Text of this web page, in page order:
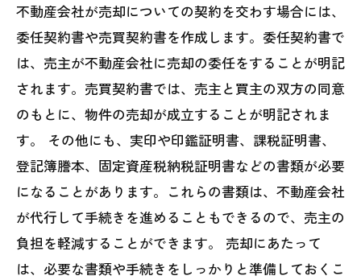
不動産会社が売却についての契約を交わす場合には、
委任契約書や売買契約書を作成します。委任契約書で
は、売主が不動産会社に売却の委任をすることが明記
されます。売買契約書では、売主と買主の双方の同意
のもとに、物件の売却が成立することが明記されま
す。 その他にも、実印や印鑑証明書、課税証明書、
登記簿謄本、固定資産税納税証明書などの書類が必要
になることがあります。これらの書類は、不動産会社
が代行して手続きを進めることもできるので、売主の
負担を軽減することができます。 売却にあたって
は、必要な書類や手続きをしっかりと準備しておくこ